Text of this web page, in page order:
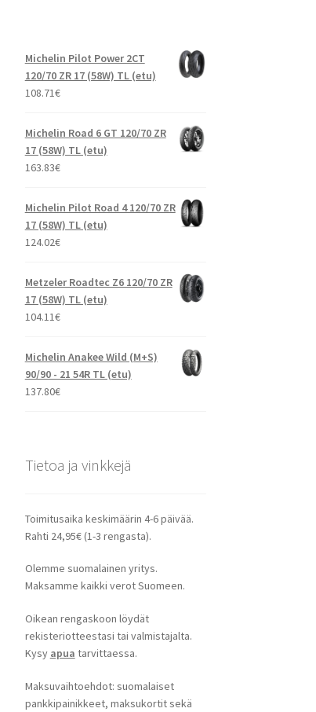
Michelin Pilot Power 2CT
120/70 ZR 17 (58W) TL (etu)
108.71€
Michelin Road 6 GT 120/70 ZR
17 (58W) TL (etu)
163.83€
Michelin Pilot Road 4 120/70 ZR
17 (58W) TL (etu)
124.02€
Metzeler Roadtec Z6 120/70 ZR
17 (58W) TL (etu)
104.11€
Michelin Anakee Wild (M+S)
90/90 - 21 54R TL (etu)
137.80€
Tietoa ja vinkkejä
Toimitusaika keskimäärin 4-6 päivää.
Rahti 24,95€ (1-3 rengasta).
Olemme suomalainen yritys.
Maksamme kaikki verot Suomeen.
Oikean rengaskoon löydät
rekisteriotteestasi tai valmistajalta.
Kysy apua tarvittaessa.
Maksuvaihtoehdot: suomalaiset
pankkipainikkeet, maksukortit sekä